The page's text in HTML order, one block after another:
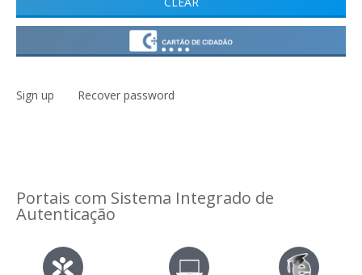
Sign up Recover password
Portais com Sistema Integrado de
Autenticação